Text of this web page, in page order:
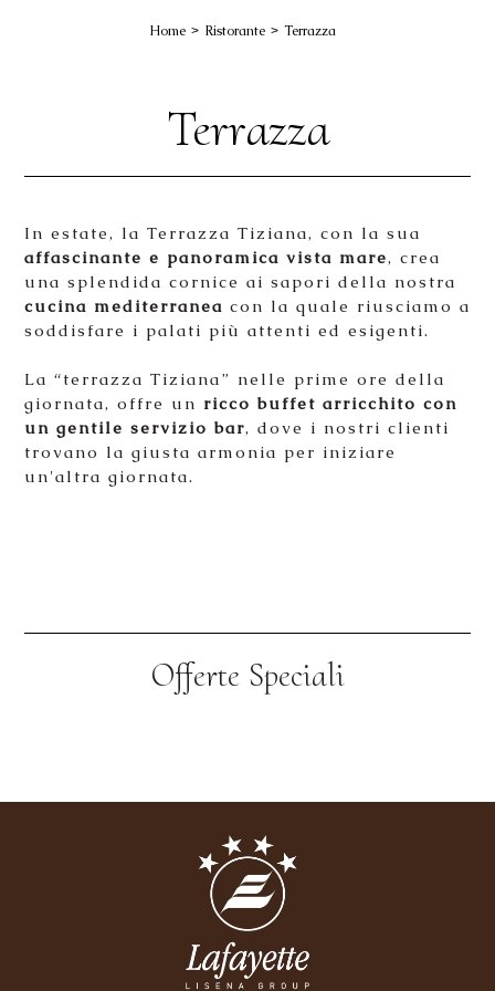
Home Ristorante Terrazza
Terrazza
In estate, la Terrazza Tiziana, con la sua
affascinante e panoramica vista mare, crea
una splendida cornice ai sapori della nostra
cucina mediterranea con la quale riusciamo a
soddisfare i palati più attenti ed esigenti.
La “terrazza Tiziana” nelle prime ore della
giornata, offre un ricco buffet arricchito con
un gentile servizio bar, dove i nostri clienti
trovano la giusta armonia per iniziare
un'altra giornata.
Offerte Speciali